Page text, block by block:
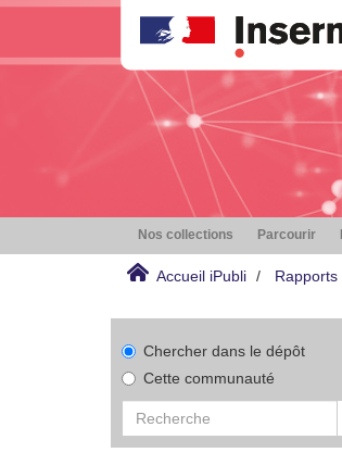
Nos collections Parcourir
Accueil iPubli
Chercher dans le dépôt
Cette communauté